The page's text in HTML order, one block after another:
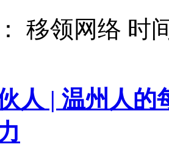
移领网络 时
人 | 温州人的